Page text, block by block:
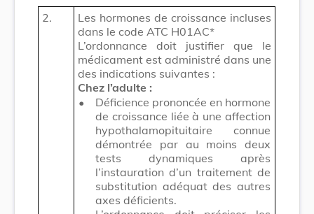
2.
Les hormones de croissance incluses
dans le code ATC H01AC*
L’ordonnance doit justifier que le
médicament est administré dans une
des indications suivantes :
Chez l’adulte :
•
Déficience prononcée en hormone
de croissance liée à une affection
hypothalamopituitaire connue
démontrée par au moins deux
tests dynamiques après
l’instauration d’un traitement de
substitution adéquat des autres
axes déficients.